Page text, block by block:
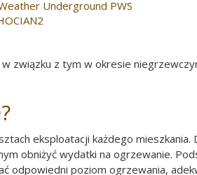
związku z tym w okresie
eksploatacji każdego
obniżyć wydatki na ogrzewanie.
odpowiedni poziom ogrzewania,